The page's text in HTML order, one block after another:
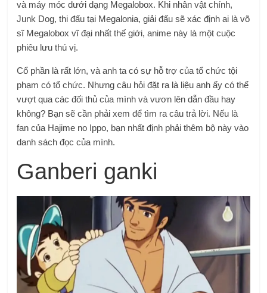
và máy móc dưới dạng Megalobox. Khi nhân vật chính,
Junk Dog, thi đấu tại Megalonia, giải đấu sẽ xác định ai là võ
sĩ Megalobox vĩ đại nhất thế giới, anime này là một cuộc
phiêu lưu thú vị.
Cổ phần là rất lớn, và anh ta có sự hỗ trợ của tổ chức tội
phạm có tổ chức. Nhưng câu hỏi đặt ra là liệu anh ấy có thể
vượt qua các đối thủ của mình và vươn lên dẫn đầu hay
không? Bạn sẽ cần phải xem để tìm ra câu trả lời. Nếu là
fan của Hajime no Ippo, bạn nhất định phải thêm bộ này vào
danh sách đọc của mình.
Ganberi ganki